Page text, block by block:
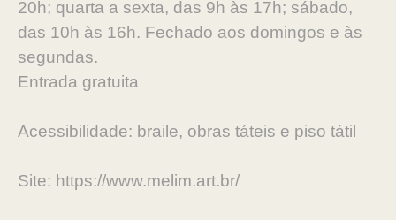
20h; quarta a sexta, das 9h às 17h; sábado,
das 10h às 16h. Fechado aos domingos e às
segundas.
Entrada gratuita
Acessibilidade: braile, obras táteis e piso tátil
Site: https://www.melim.art.br/